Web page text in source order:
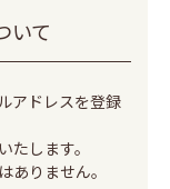
いて
アドレスを登録
します。
ありません。